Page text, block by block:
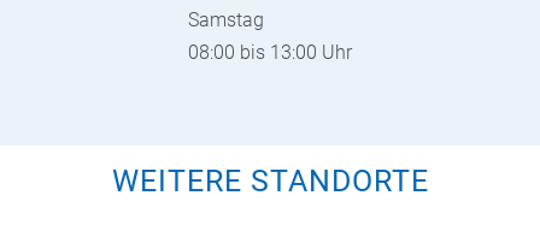
Samstag
08:00 bis 13:00 Uhr
WEITERE STANDORTE